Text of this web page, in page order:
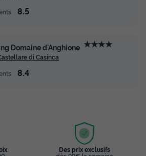
8.5
Domaine d'Anghione ★★★★
di Casinca
8.4
Des prix exclusifs